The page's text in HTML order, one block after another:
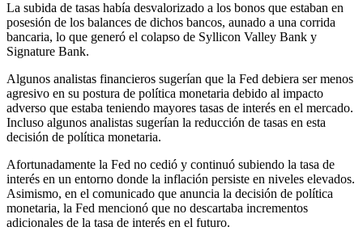
La subida de tasas había desvalorizado a los bonos que estaban en
posesión de los balances de dichos bancos, aunado a una corrida
bancaria, lo que generó el colapso de Syllicon Valley Bank y
Signature Bank.
Algunos analistas financieros sugerían que la Fed debiera ser menos
agresivo en su postura de política monetaria debido al impacto
adverso que estaba teniendo mayores tasas de interés en el mercado.
Incluso algunos analistas sugerían la reducción de tasas en esta
decisión de política monetaria.
Afortunadamente la Fed no cedió y continuó subiendo la tasa de
interés en un entorno donde la inflación persiste en niveles elevados.
Asimismo, en el comunicado que anuncia la decisión de política
monetaria, la Fed mencionó que no descartaba incrementos
adicionales de la tasa de interés en el futuro.